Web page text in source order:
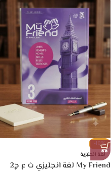
-10%
لغة انجليزية
My Friend لغة انجليزي ث ع ج2